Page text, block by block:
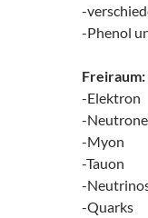
-
-Phenol
Freiraum:
-Elektron
-
-Myon
-Tauon
-
-Quarks